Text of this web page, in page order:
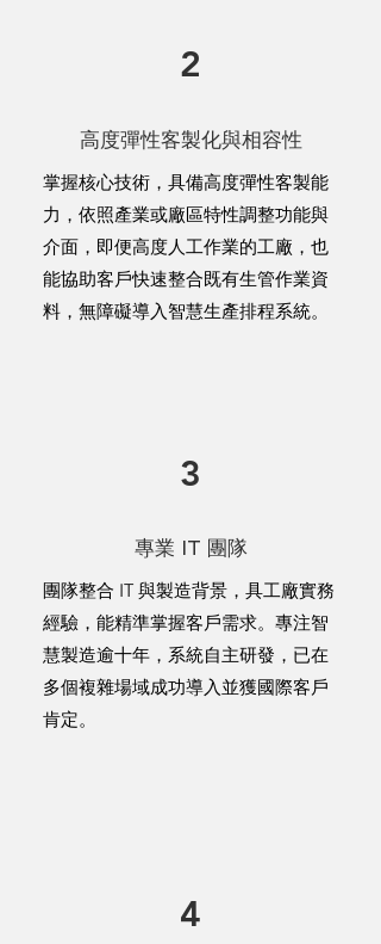
2
高度彈性客製化與相容性
掌握核心技術，具備高度彈性客製能
力，依照產業或廠區特性調整功能與
介面，即便高度人工作業的工廠，也
能協助客戶快速整合既有生管作業資
料，無障礙導入智慧生產排程系統。
3
專業 IT 團隊
團隊整合 IT 與製造背景，具工廠實務
經驗，能精準掌握客戶需求。專注智
慧製造逾十年，系統自主研發，已在
多個複雜場域成功導入並獲國際客戶
肯定。
4